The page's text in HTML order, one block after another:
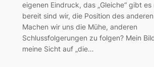
eigenen Eindruck, das „Gleiche“ gibt es
bereit sind wir, die Position des
Machen wir uns die Mühe, anderen
Schlussfolgerungen zu folgen? Mein
meine Sicht auf „die…